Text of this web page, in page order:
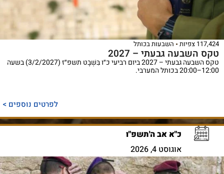
117,424 צפיות השבעות בכותל
טקס השבעה גבעתי – 2027
טקס השבעה גבעתי – 2027 ביום רביעי כ״ו בִּשְׁבָט תשפ״ז (3/2/2027) בשעה
12:00–20:00 בכותל המערבי.
לפרטים נוספים >
כ"א אב ה'תשפ"ו
אוגוסט 4, 2026